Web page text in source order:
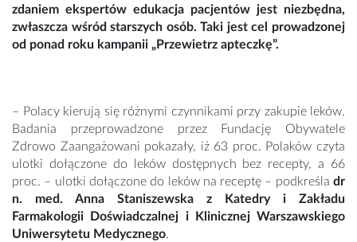
zdaniem ekspertów edukacja pacjentów jest niezbędna,
zwłaszcza wśród starszych osób. Taki jest cel prowadzonej
od ponad roku kampanii „Przewietrz apteczkę”.
– Polacy kierują się różnymi czynnikami przy zakupie leków.
Badania przeprowadzone przez Fundację Obywatele
Zdrowo Zaangażowani pokazały, iż 63 proc. Polaków czyta
ulotki dołączone do leków dostępnych bez recepty, a 66
proc. – ulotki dołączone do leków na receptę – podkreśla dr
n. med. Anna Staniszewska z Katedry i Zakładu
Farmakologii Doświadczalnej i Klinicznej Warszawskiego
Uniwersytetu Medycznego.